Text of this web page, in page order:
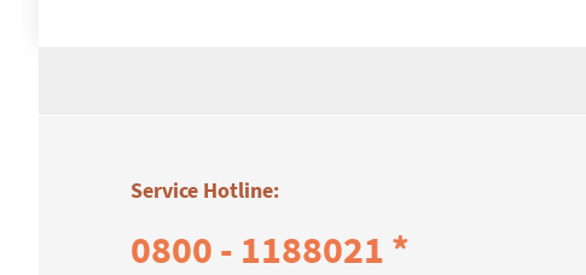
Service Hotline:
0800 - 1188021 *